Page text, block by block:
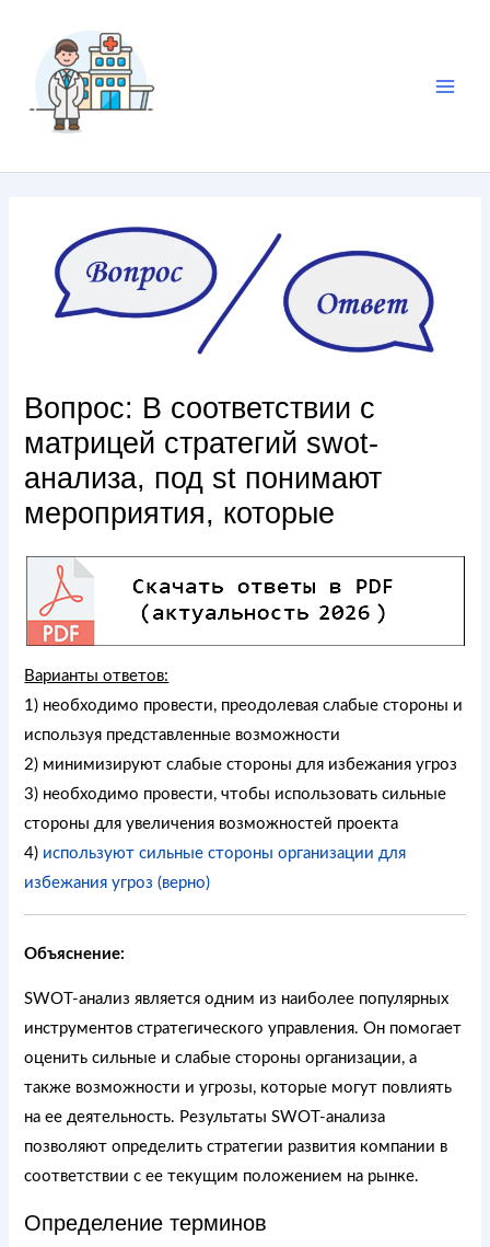
Вопрос: В соответствии с
матрицей стратегий swot-
анализа, под st понимают
мероприятия, которые
Варианты ответов:
1) необходимо провести, преодолевая слабые стороны и
используя представленные возможности
2) минимизируют слабые стороны для избежания угроз
3) необходимо провести, чтобы использовать сильные
стороны для увеличения возможностей проекта
4) используют сильные стороны организации для
избежания угроз (верно)
Объяснение:
SWOT-анализ является одним из наиболее популярных
инструментов стратегического управления. Он помогает
оценить сильные и слабые стороны организации, а
также возможности и угрозы, которые могут повлиять
на ее деятельность. Результаты SWOT-анализа
позволяют определить стратегии развития компании в
соответствии с ее текущим положением на рынке.
Определение терминов